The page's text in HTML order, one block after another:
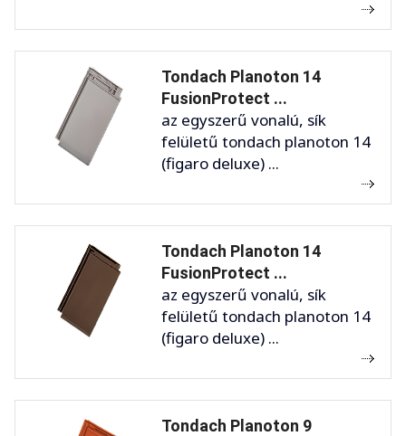
Tondach Planoton 14
FusionProtect ...
az egyszerű vonalú, sík
felületű tondach planoton 14
(figaro deluxe) ...
Tondach Planoton 14
FusionProtect ...
az egyszerű vonalú, sík
felületű tondach planoton 14
(figaro deluxe) ...
Tondach Planoton 9